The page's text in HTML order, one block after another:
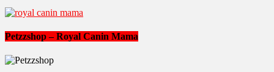
Petzzshop – Royal Canin Mama